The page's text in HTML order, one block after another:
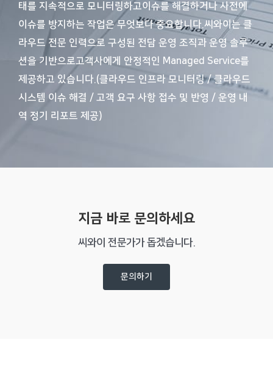
태를 지속적으로 모니터링하고이슈를 해결하거나 사전에
이슈를 방지하는 작업은 무엇보다 중요합니다. 씨와이는 클
라우드 전문 인력으로 구성된 전담 운영 조직과 운영 솔루
션을 기반으로고객사에게 안정적인 Managed Service를
제공하고 있습니다. (클라우드 인프라 모니터링 / 클라우드
시스템 이슈 해결 / 고객 요구 사항 접수 및 반영 / 운영 내
역 정기 리포트 제공)
지금 바로 문의하세요
씨와이 전문가가 돕겠습니다.
문의하기